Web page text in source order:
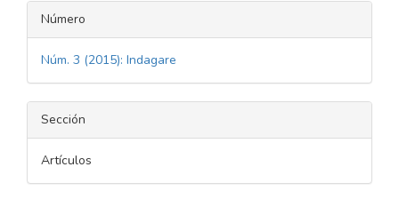
Número
Núm. 3 (2015): Indagare
Sección
Artículos